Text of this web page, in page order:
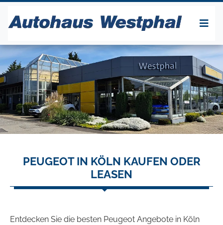
PEUGEOT IN KÖLN KAUFEN ODER
LEASEN
Entdecken Sie die besten Peugeot Angebote in Köln